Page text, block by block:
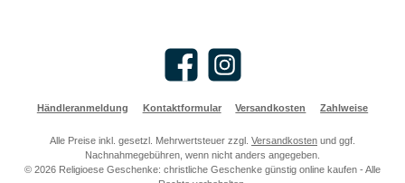
Facebook Instagram
Händleranmeldung Kontaktformular Versandkosten Zahlweise
Alle Preise inkl. gesetzl. Mehrwertsteuer zzgl. Versandkosten und ggf.
Nachnahmegebühren, wenn nicht anders angegeben.
© 2026 Religioese Geschenke: christliche Geschenke günstig online kaufen - Alle